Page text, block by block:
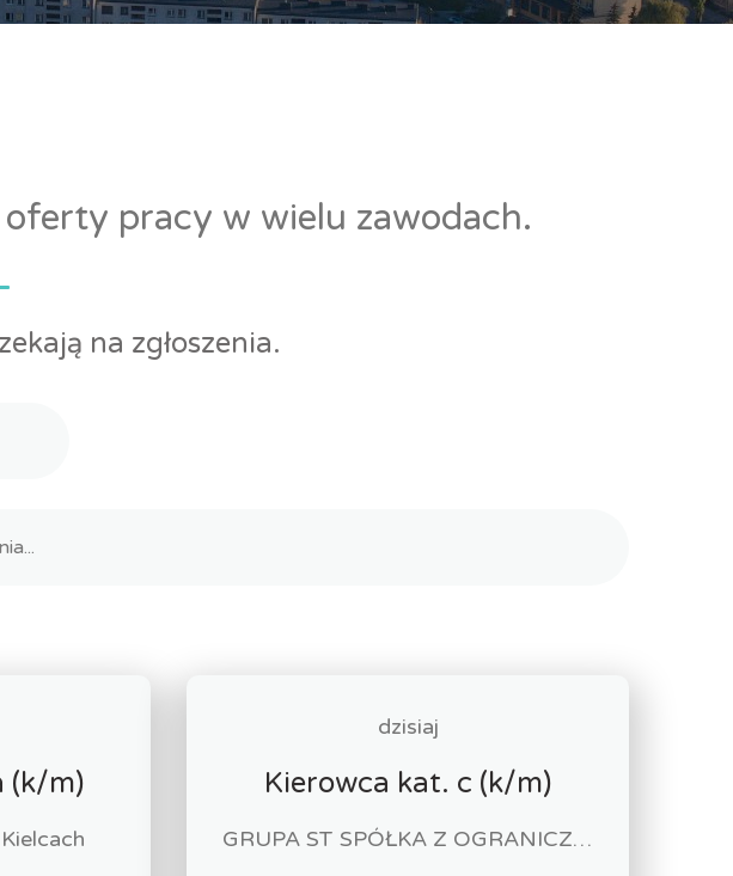
pracy w wielu zawodach.
na zgłoszenia.
(k/m)
dzisiaj
Kierowca kat. c (k/m)
GRUPA ST SPÓŁKA Z OGRANICZONĄ ODPOWIEDZIALNOŚCIĄ